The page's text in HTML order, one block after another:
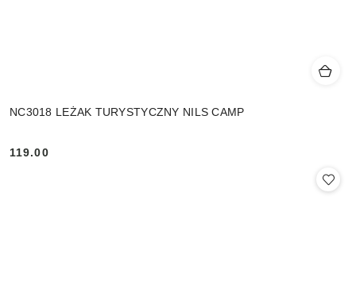
NC3018 LEŻAK TURYSTYCZNY NILS CAMP
Cena:
119.00